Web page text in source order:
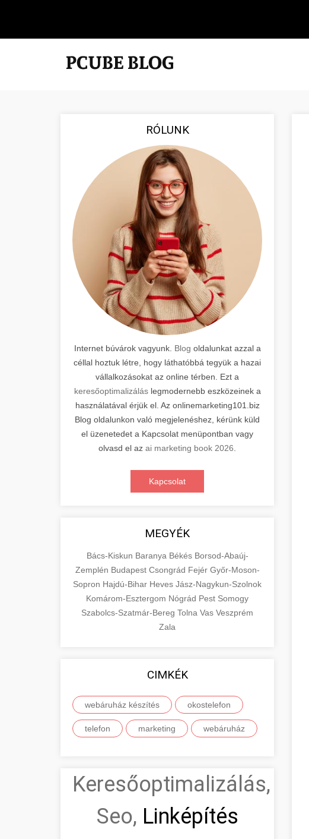
RÓLUNK
Internet búvárok vagyunk. Blog oldalunkat azzal a
céllal hoztuk létre, hogy láthatóbbá tegyük a hazai
vállalkozásokat az online térben. Ezt a
keresőoptimalizáláslegmodernebb eszközeinek a
használatával érjük el. Az onlinemarketing101.biz
Blog oldalunkon való megjelenéshez, kérünk küld
el üzenetedet a Kapcsolat menüpontban vagy
olvasd el az ai marketing book 2026
Kapcsolat
MEGYÉK
Bács-Kiskun Baranya Békés Borsod-Abaúj-
Zemplén Budapest Csongrád Fejér Győr-Moson-
Sopron Hajdú-Bihar Heves Jász-Nagykun-Szolnok
Komárom-Esztergom Nógrád Pest Somogy
Szabolcs-Szatmár-Bereg Tolna Vas Veszprém
Zala
CIMKÉK
webáruház készítés okostelefon
telefon marketing webáruház
Keresőoptimalizálás,
Seo, Linképítés